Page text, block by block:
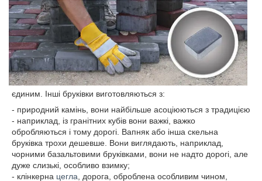
єдиним. Інші бруківки виготовляються з:
- природний камінь, вони найбільше асоціюються з традицією
- наприклад, із гранітних кубів вони важкі, важко
обробляються і тому дорогі. Вапняк або інша скельна
бруківка трохи дешевше. Вони виглядають, наприклад,
чорними базальтовими бруківками, вони не надто дорогі, але
дуже слизькі, особливо взимку;
- клінкерна цегла , дорога, оброблена особливим чином,